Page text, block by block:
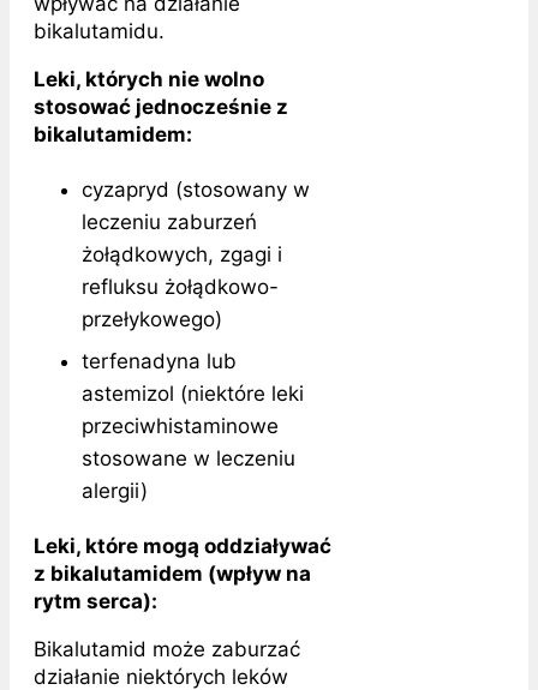
bikalutamidu.
Leki, których nie wolno
stosować jednocześnie z
bikalutamidem:
cyzapryd (stosowany w
leczeniu zaburzeń
żołądkowych, zgagi i
refluksu żołądkowo-
przełykowego)
terfenadyna lub
astemizol (niektóre leki
przeciwhistaminowe
stosowane w leczeniu
alergii)
Leki, które mogą oddziaływać
z bikalutamidem (wpływ na
rytm serca):
Bikalutamid może zaburzać
działanie niektórych leków